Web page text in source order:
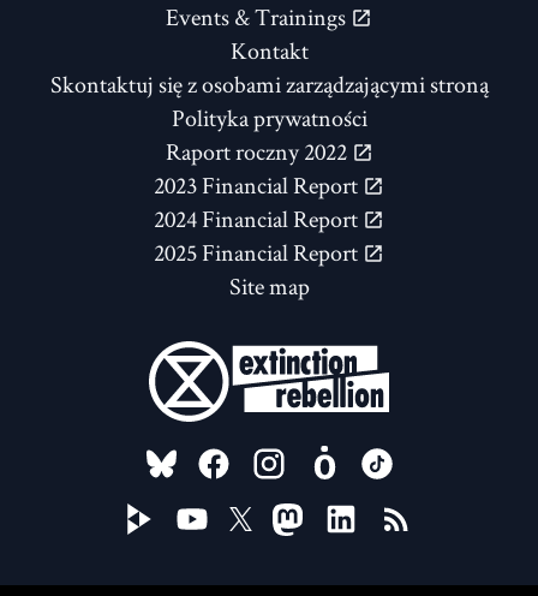
Events & Trainings
Kontakt
Skontaktuj się z osobami zarządzającymi stroną
Polityka prywatności
Raport roczny 2022
2023 Financial Report
2024 Financial Report
2025 Financial Report
Site map
FOLLOW US ON